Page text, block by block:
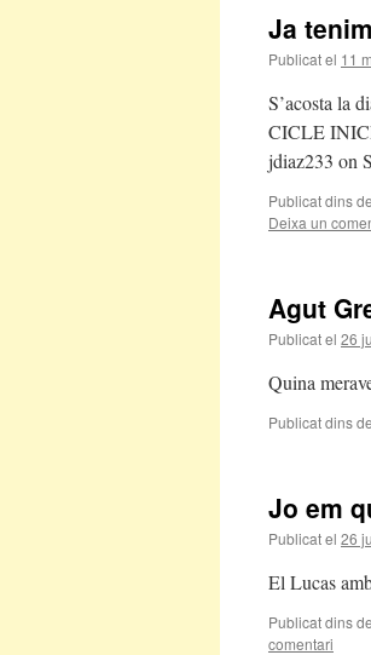
Ja
Publicat el 11
S’acosta la
CICLE
jdiaz233 on
Publicat dins de
Deixa un
Agut
Publicat el 26
Quina
Publicat dins de
Jo em
Publicat el 26
El Lucas
Publicat dins de
comentari